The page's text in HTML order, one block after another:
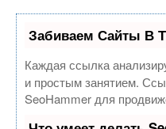
Забиваем Сайты В
Каждая ссылка
и простым занятием.
SeoHammer для